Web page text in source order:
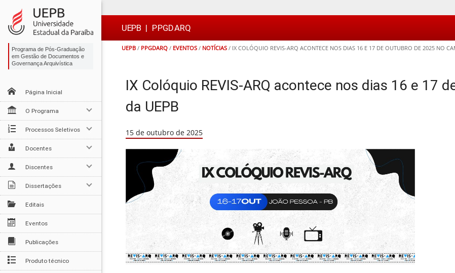
para
conteúdo
para
menu
para
busca
para
rodapé
 UEPB | PPGDARQ
UEPB / PPGDARQ / EVENTOS / NOTÍCIAS / IX COLÓQUIO REVIS-ARQ ACONTECE NOS DIAS 16 E 17 DE OUTUBRO DE 2025 NO
Programa de Pós-Graduação
em Gestão de Documentos e
Governança Arquivística
Página Inicial
O Programa
Processos Seletivos
Docentes
Discentes
Dissertações
Editais
Eventos
Publicações
Produto técnico
IX Colóquio REVIS-ARQ acontece nos dias 16 e 17
da UEPB
15 de outubro de 2025